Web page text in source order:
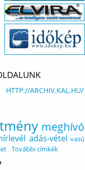
HTTP://ARCHIV.KAL.HU/
meghívó
adás-vétel
További címkék